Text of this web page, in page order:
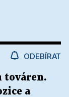
ODEBÍRAT
továren.
a